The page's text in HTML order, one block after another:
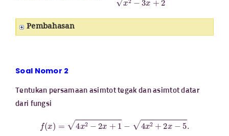
Pembahasan
Soal Nomor 2
Tentukan persamaan asimtot tegak dan asimtot datar
dari fungsi
)=4x2−2x+1− 2+2x−5.